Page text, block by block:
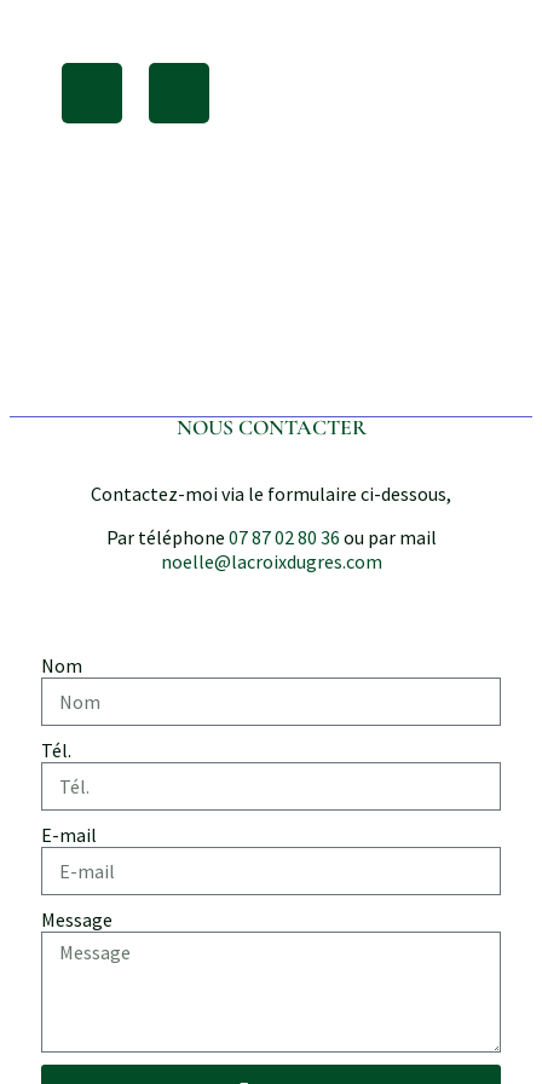
NOUS CONTACTER
Contactez-moi via le formulaire ci-dessous,
Par téléphone 07 87 02 80 36 ou par mail
noelle@lacroixdugres.com
Nom
Tél.
E-mail
Message